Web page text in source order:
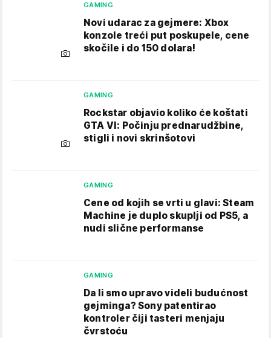
GAMING
Novi udarac za gejmere: Xbox
konzole treći put poskupele, cene
skočile i do 150 dolara!
GAMING
Rockstar objavio koliko će koštati
GTA VI: Počinju prednarudžbine,
stigli i novi skrinšotovi
GAMING
Cene od kojih se vrti u glavi: Steam
Machine je duplo skuplji od PS5, a
nudi slične performanse
GAMING
Da li smo upravo videli budućnost
gejminga? Sony patentirao
kontroler čiji tasteri menjaju
čvrstoću